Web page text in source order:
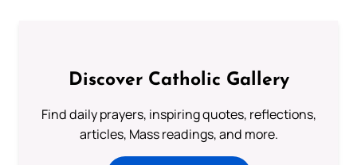
Discover Catholic Gallery
Find daily prayers, inspiring quotes, reflections,
articles, Mass readings, and more.